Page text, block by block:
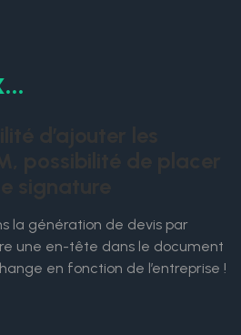
la génération de devis par
une en-tête dans le document
en fonction de l’entreprise !